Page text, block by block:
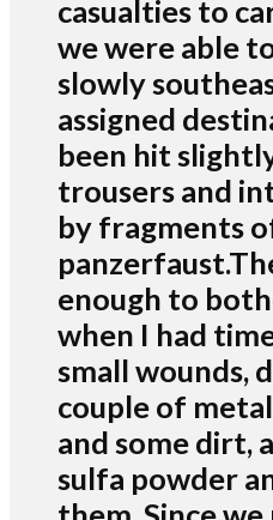
casualties to
we were able
slowly
assigned
been hit
trousers and
by fragments
enough to
when I had
small wounds,
couple of
and some dirt,
sulfa powder